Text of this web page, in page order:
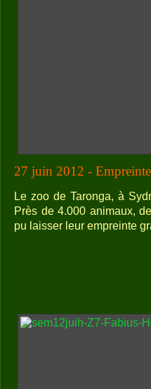
27 juin 2012 -
Le zoo de Taronga, à
Près de 4.000 animaux,
pu laisser leur empreinte